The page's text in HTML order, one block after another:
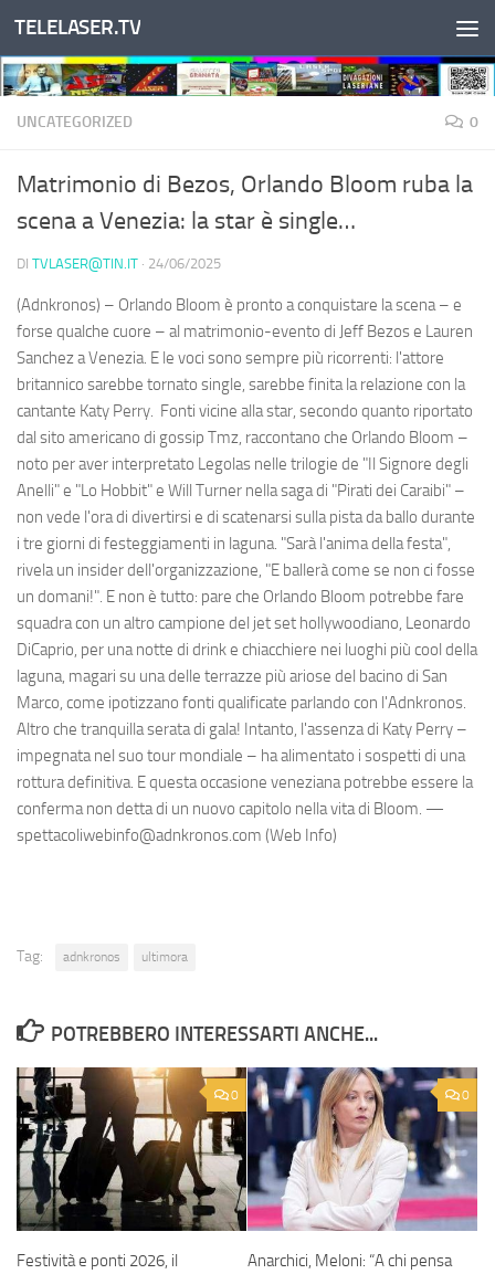
Salta al contenuto
TELELASER.TV
UNCATEGORIZED 0
Matrimonio di Bezos, Orlando Bloom ruba la
scena a Venezia: la star è single…
DI TVLASER@TIN.IT · 24/06/2025
(Adnkronos) – Orlando Bloom è pronto a conquistare la scena – e
forse qualche cuore – al matrimonio-evento di Jeff Bezos e Lauren
Sanchez a Venezia. E le voci sono sempre più ricorrenti: l'attore
britannico sarebbe tornato single, sarebbe finita la relazione con la
cantante Katy Perry. Fonti vicine alla star, secondo quanto riportato
dal sito americano di gossip Tmz, raccontano che Orlando Bloom –
noto per aver interpretato Legolas nelle trilogie de "Il Signore degli
Anelli" e "Lo Hobbit" e Will Turner nella saga di "Pirati dei Caraibi" –
non vede l'ora di divertirsi e di scatenarsi sulla pista da ballo durante
i tre giorni di festeggiamenti in laguna. "Sarà l'anima della festa",
rivela un insider dell'organizzazione, "E ballerà come se non ci fosse
un domani!". E non è tutto: pare che Orlando Bloom potrebbe fare
squadra con un altro campione del jet set hollywoodiano, Leonardo
DiCaprio, per una notte di drink e chiacchiere nei luoghi più cool della
laguna, magari su una delle terrazze più ariose del bacino di San
Marco, come ipotizzano fonti qualificate parlando con l'Adnkronos.
Altro che tranquilla serata di gala! Intanto, l'assenza di Katy Perry –
impegnata nel suo tour mondiale – ha alimentato i sospetti di una
rottura definitiva. E questa occasione veneziana potrebbe essere la
conferma non detta di un nuovo capitolo nella vita di Bloom. —
spettacoliwebinfo@adnkronos.com (Web Info)
Tag: adnkronos ultimora
POTREBBERO INTERESSARTI ANCHE...
0
Festività e ponti 2026, il
0
Anarchici, Meloni: “A chi pensa